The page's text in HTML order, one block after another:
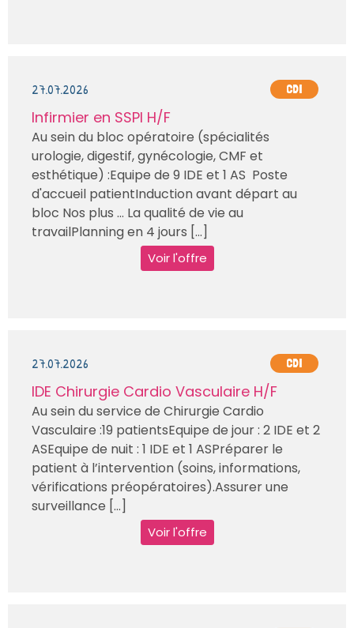
27.07.2026 CDI
Infirmier en SSPI H/F
Au sein du bloc opératoire (spécialités
urologie, digestif, gynécologie, CMF et
esthétique) :Equipe de 9 IDE et 1 AS Poste
d'accueil patientInduction avant départ au
bloc Nos plus … La qualité de vie au
travailPlanning en 4 jours [...]
Voir l'offre
27.07.2026 CDI
IDE Chirurgie Cardio Vasculaire H/F
Au sein du service de Chirurgie Cardio
Vasculaire :19 patientsEquipe de jour : 2 IDE et 2
ASEquipe de nuit : 1 IDE et 1 ASPréparer le
patient à l’intervention (soins, informations,
vérifications préopératoires).Assurer une
surveillance [...]
Voir l'offre